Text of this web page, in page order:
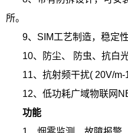
所。
9、SIM工艺制造，稳定性
10、防尘、 防虫、抗白
11、抗射频干扰( 20V/m-
12、低功耗广域物联网
功能